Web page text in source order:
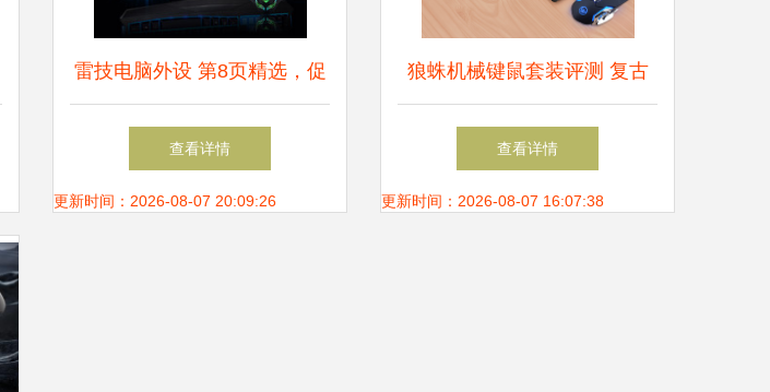
雷技电脑外设 第8页精选，促
销批发两相宜
查看详情
更新时间：2026-08-07 20:09:26
狼蛛机械键鼠套装评测 复古
朋克风下的电竞实力派
查看详情
更新时间：2026-08-07 16:07:38